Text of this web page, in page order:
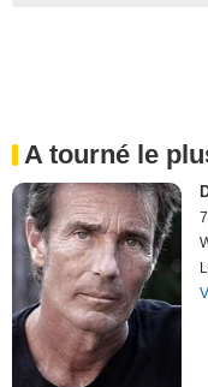
A tourné le